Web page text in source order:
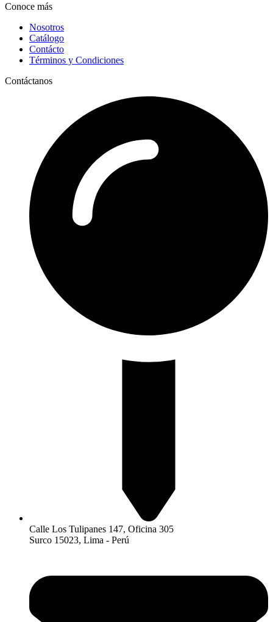
Conoce más
Nosotros
Catálogo
Contácto
Términos y Condiciones
Contáctanos
Calle Los Tulipanes 147, Oficina 305
Surco 15023, Lima - Perú